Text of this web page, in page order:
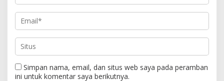
Simpan nama, email, dan situs web saya pada peramban
ini untuk komentar saya berikutnya.